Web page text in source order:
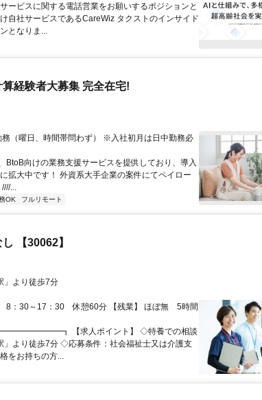
ービスに関する電話営業をお願いするポジションと
自社サービスであるCareWiz タクストのインサイド
となりま...
算経験者大募集 完全在宅!
（曜日、時間帯問わず） ※入社初月は日中勤務必
向けの業務支援サービスを提供しており、導入
拡大中です！ 外資系大手企業の案件にてペイロー
...
OK フルリモート
【30062】
田駅」より徒歩7分
8：30～17：30 休憩60分 【残業】 ほぼ無 5時間
【求人ポイント】 ◇特養での相談
より徒歩7分 ◇応募条件：社会福祉士又は介護支
をお持ちの方...